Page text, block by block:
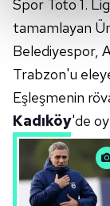
Her halükârda,
takdirde,
Sizlere daha iyi
Sitemizde
verileriniz
toplumu
Spor Toto 1.
tamamlayan
Belediyespor,
Trabzon'u
Eşleşmenin
Kadıköy'de